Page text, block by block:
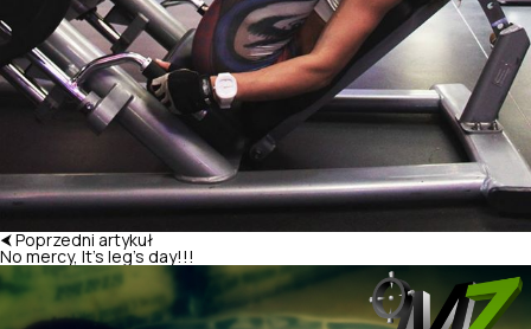
⮜ Poprzedni artykuł
No mercy, It's leg's day!!!